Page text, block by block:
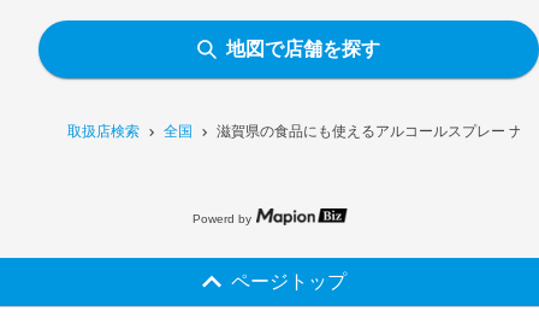
取扱店検索 全国 滋賀県の食品にも使えるアルコールスプレー ナ
地図で店舗を探す
Powerd by
ページトップ